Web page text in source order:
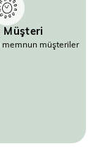
Müşteri
memnun müşteriler